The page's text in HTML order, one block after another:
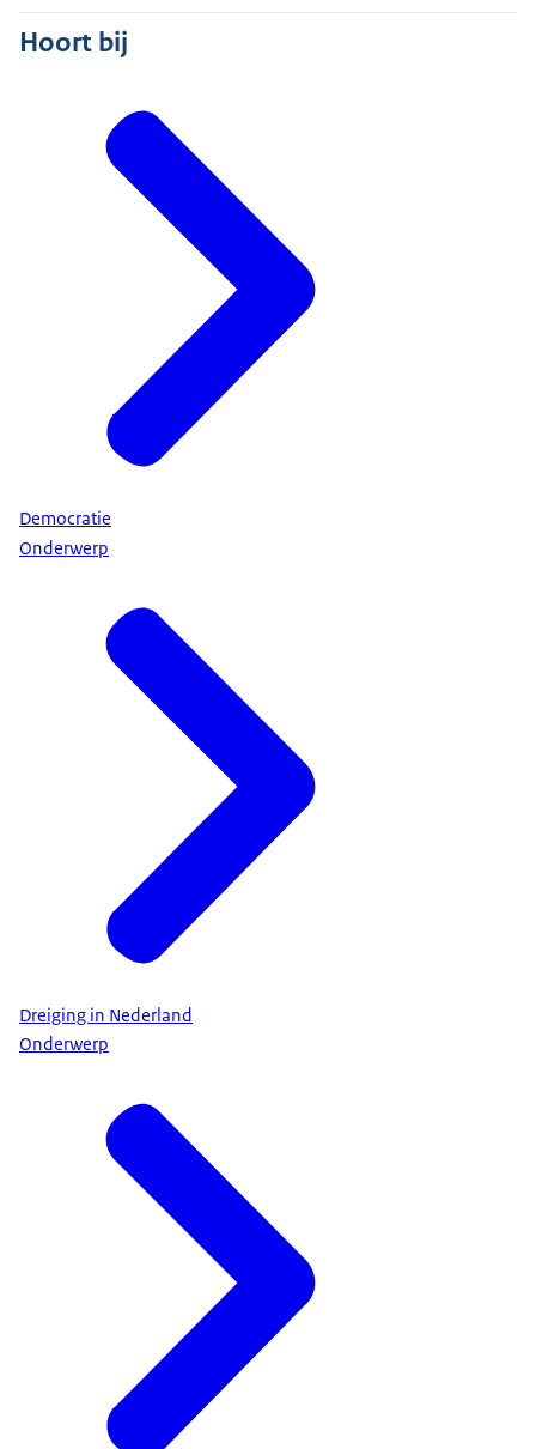
Hoort bij
Democratie
Onderwerp
Dreiging in Nederland
Onderwerp